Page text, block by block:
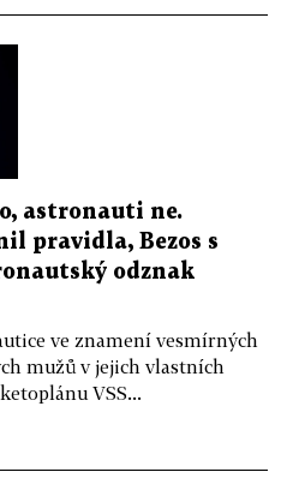
astronauti ne.
pravidla, Bezos s
odznak
ve znamení vesmírných
mužů v jejich vlastních
VSS...